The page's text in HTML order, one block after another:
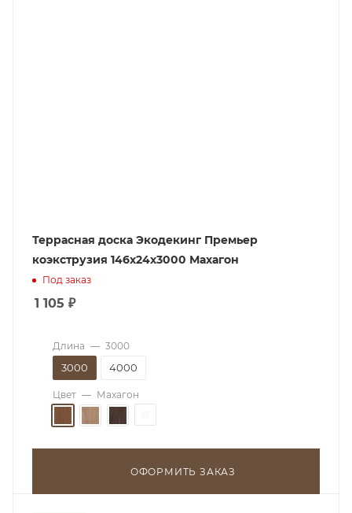
Террасная доска Экодекинг Премьер
коэкструзия 146х24х3000 Махагон
Под заказ
1 105 ₽
Длина — 3000
3000 4000
Цвет — Махагон
ОФОРМИТЬ ЗАКАЗ